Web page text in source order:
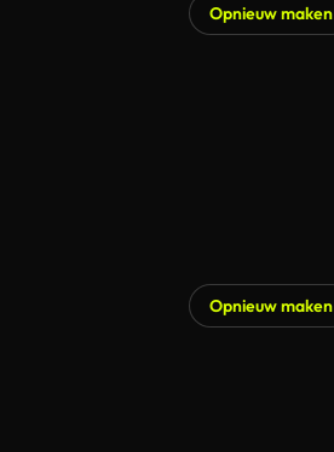
Opnieuw maken
Opnieuw maken